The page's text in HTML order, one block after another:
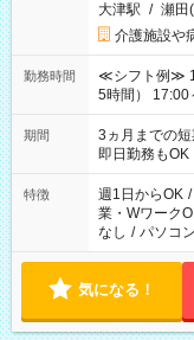
大津駅 / 瀬田
介護施設や
勤務時間
≪シフト例≫
5時間） 17:00～翌
働く時間は調
期間
3ヵ月までの
即日勤務もOK
特徴 週1日からOK /
業・Wワーク
なし / パソコ
気になる！